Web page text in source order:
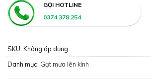
GỌI HOTLINE
0374.378.254
SKU: Không áp dụng
Danh mục: Gạt mưa lên kính